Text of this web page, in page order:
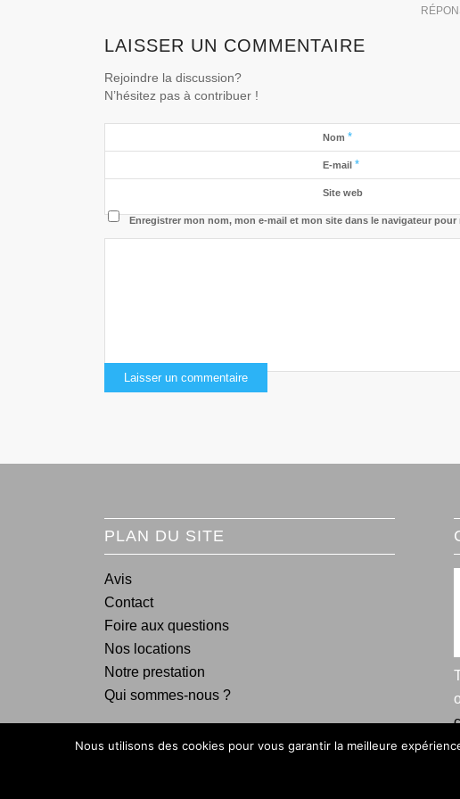
LAISSER UN COMMENTAIRE
Rejoindre la discussion?
N’hésitez pas à contribuer !
Nom*
E-mail*
Site web
Enregistrer mon nom, mon e-mail et mon site dans le navigateur
PLAN DU SITE
Avis
Contact
Foire aux questions
Nos locations
Notre prestation
Qui sommes-nous ?
Nous utilisons des cookies pour vous garantir la meilleure